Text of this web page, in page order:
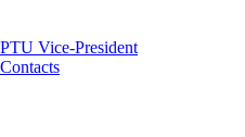
Vice-President